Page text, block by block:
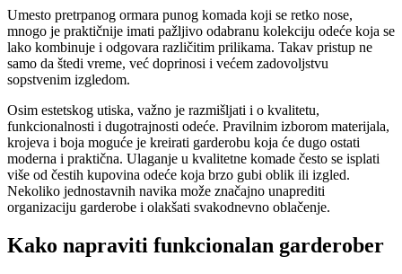
Umesto pretrpanog ormara punog komada koji se retko nose,
mnogo je praktičnije imati pažljivo odabranu kolekciju odeće koja se
lako kombinuje i odgovara različitim prilikama. Takav pristup ne
samo da štedi vreme, već doprinosi i većem zadovoljstvu
sopstvenim izgledom.
Osim estetskog utiska, važno je razmišljati i o kvalitetu,
funkcionalnosti i dugotrajnosti odeće. Pravilnim izborom materijala,
krojeva i boja moguće je kreirati garderobu koja će dugo ostati
moderna i praktična. Ulaganje u kvalitetne komade često se isplati
više od čestih kupovina odeće koja brzo gubi oblik ili izgled.
Nekoliko jednostavnih navika može značajno unaprediti
organizaciju garderobe i olakšati svakodnevno oblačenje.
Kako napraviti funkcionalan garderober